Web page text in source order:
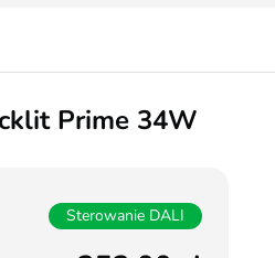
Prime 34W
Sterowanie DALI